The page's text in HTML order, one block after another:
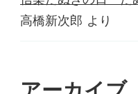
高橋新次郎 より